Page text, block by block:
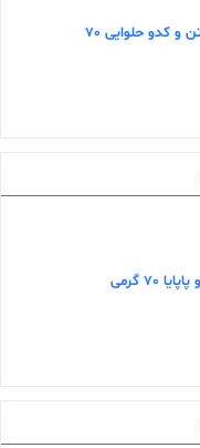
کنسرو گربه بالغ طعم تن و کدو حلوایی 70
کنسرو گربه طعم مرغ و پاپایا 70 گرمی